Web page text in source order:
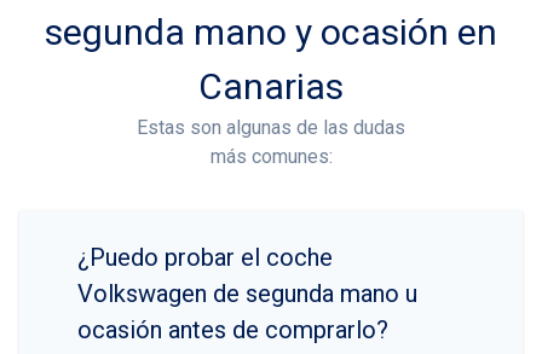
segunda mano y ocasión en
Canarias
Estas son algunas de las dudas
más comunes:
¿Puedo probar el coche
Volkswagen de segunda mano u
ocasión antes de comprarlo?